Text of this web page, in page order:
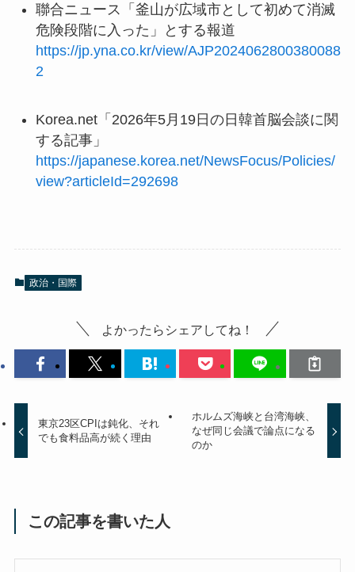
聯合ニュース「釜山が広域市として初めて消滅
危険段階に入った」とする報道
https://jp.yna.co.kr/view/AJP2024062800380088
2
Korea.net「2026年5月19日の日韓首脳会談に関
する記事」
https://japanese.korea.net/NewsFocus/Policies/
view?articleId=292698
政治・国際
よかったらシェアしてね！
東京23区CPIは鈍化、それ
でも食料品高が続く理由
ホルムズ海峡と台湾海峡、
なぜ同じ会議で論点になる
のか
この記事を書いた人